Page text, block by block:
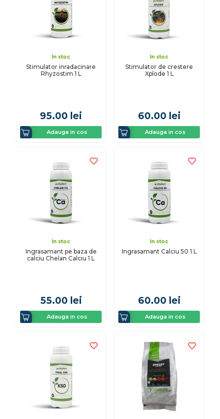
In stoc
Stimulator inradacinare
Rhyzostim 1 L
95.00 lei
Adauga in cos
In stoc
Stimulator de crestere
Xplode 1 L
60.00 lei
Adauga in cos
In stoc
Ingrasamant pe baza de
calciu Chelan Calciu 1 L
55.00 lei
Adauga in cos
In stoc
Ingrasamant Calciu 50 1 L
60.00 lei
Adauga in cos